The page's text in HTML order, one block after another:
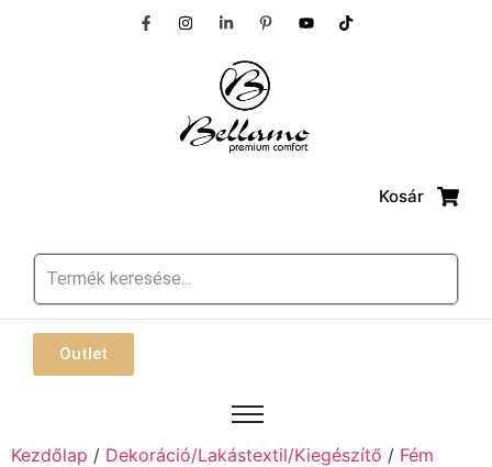
Kosár
Outlet
Kezdőlap / Dekoráció/Lakástextil/Kiegészítő / Fém